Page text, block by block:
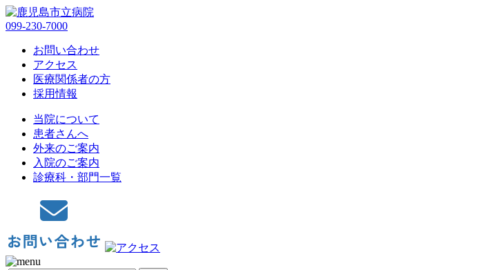
099-230-7000
お問い合わせ
アクセス
医療関係者の方
採用情報
当院について
患者さんへ
外来のご案内
入院のご案内
診療科・部門一覧